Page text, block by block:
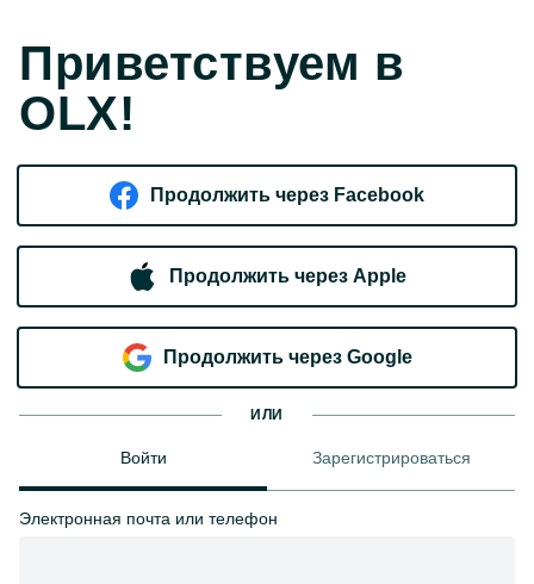
Приветствуем в
OLX!
Продолжить через Facebook
Продолжить через Apple
Продолжить через Google
ИЛИ
Войти Зарегистрироваться
Электронная почта или телефон